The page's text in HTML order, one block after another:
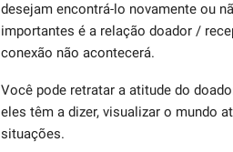
desejam encontrá-lo novamente ou
importantes é a relação doador /
conexão não acontecerá.
Você pode retratar a atitude do
eles têm a dizer, visualizar o mundo
situações.